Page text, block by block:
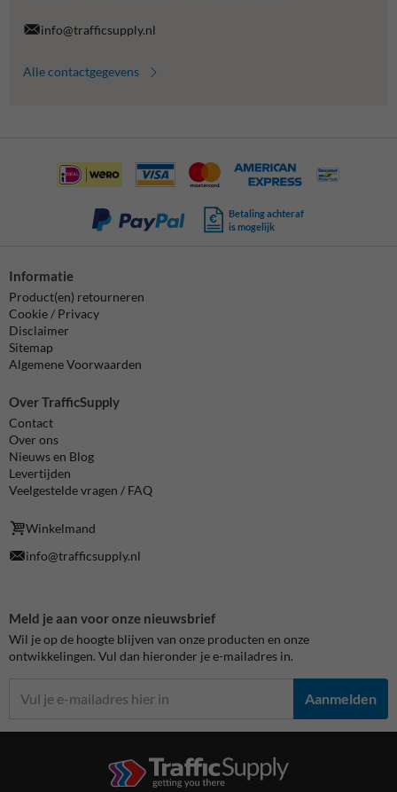
info@trafficsupply.nl
Alle contactgegevens
Betaling achteraf
is mogelijk
Informatie
Product(en) retourneren
Cookie / Privacy
Disclaimer
Sitemap
Algemene Voorwaarden
Over TrafficSupply
Contact
Over ons
Nieuws en Blog
Levertijden
Veelgestelde vragen / FAQ
Winkelmand
info@trafficsupply.nl
Meld je aan voor onze nieuwsbrief
Wil je op de hoogte blijven van onze producten en onze
ontwikkelingen. Vul dan hieronder je e-mailadres in.
Aanmelden